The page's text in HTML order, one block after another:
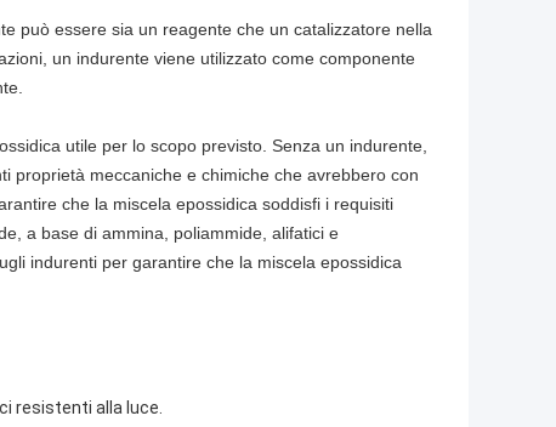
può essere sia un reagente che un catalizzatore nella
un indurente viene utilizzato come componente
utile per lo scopo previsto. Senza un indurente,
proprietà meccaniche e chimiche che avrebbero con
che la miscela epossidica soddisfi i requisiti
a base di ammina, poliammide, alifatici e
indurenti per garantire che la miscela epossidica
resistenti alla luce.